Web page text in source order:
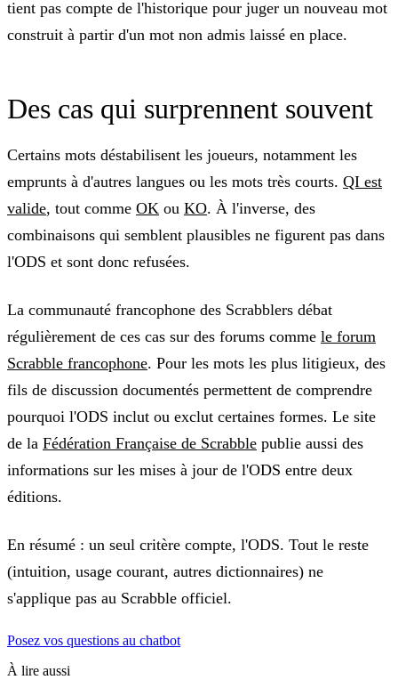
tient pas compte de l'historique pour juger un nouveau mot
construit à partir d'un mot non admis laissé en place.
Des cas qui surprennent souvent
Certains mots déstabilisent les joueurs, notamment les
emprunts à d'autres langues ou les mots très courts. QI est
valide, tout comme OK ou KO. À l'inverse, des
combinaisons qui semblent plausibles ne figurent pas dans
l'ODS et sont donc refusées.
La communauté francophone des Scrabblers débat
régulièrement de ces cas sur des forums comme le forum
Scrabble francophone. Pour les mots les plus litigieux, des
fils de discussion documentés permettent de comprendre
pourquoi l'ODS inclut ou exclut certaines formes. Le site
de la Fédération Française de Scrabble publie aussi des
informations sur les mises à jour de l'ODS entre deux
éditions.
En résumé : un seul critère compte, l'ODS. Tout le reste
(intuition, usage courant, autres dictionnaires) ne
s'applique pas au Scrabble officiel.
Posez vos questions au chatbot
À lire aussi